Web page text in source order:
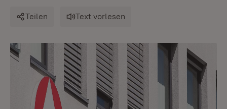
Teilen Text vorlesen